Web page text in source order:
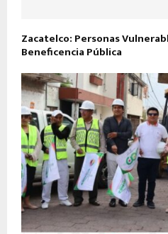
Zacatelco: Personas
Beneficencia Pública